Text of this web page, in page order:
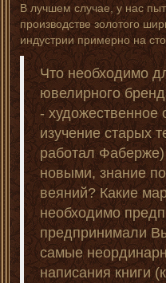
В лучшем случае, у нас
производстве золотого
индустрии примерно на
Что необходимо
ювелирного
- художественное
изучение старых
работал
новыми, знание
веяний? Какие
необходимо
предпринимали
самые
написания книги